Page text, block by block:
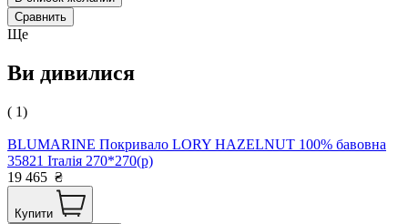
Сравнить
Ще
Ви дивилися
( 1)
BLUMARINE Покривало LORY HAZELNUT 100% бавовна
35821 Італія 270*270(р)
19 465 ₴
Купити